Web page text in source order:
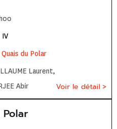
du Polar
Laurent,
Abir
Voir le détail >